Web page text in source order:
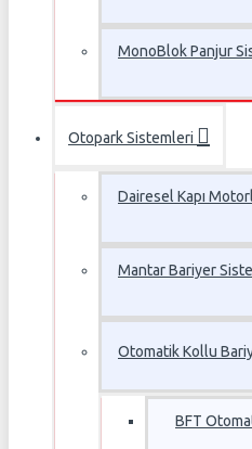
MonoBlok Panjur
Otopark Sistemleri
Dairesel Kapı
Mantar Bariyer
Otomatik Kollu
BFT